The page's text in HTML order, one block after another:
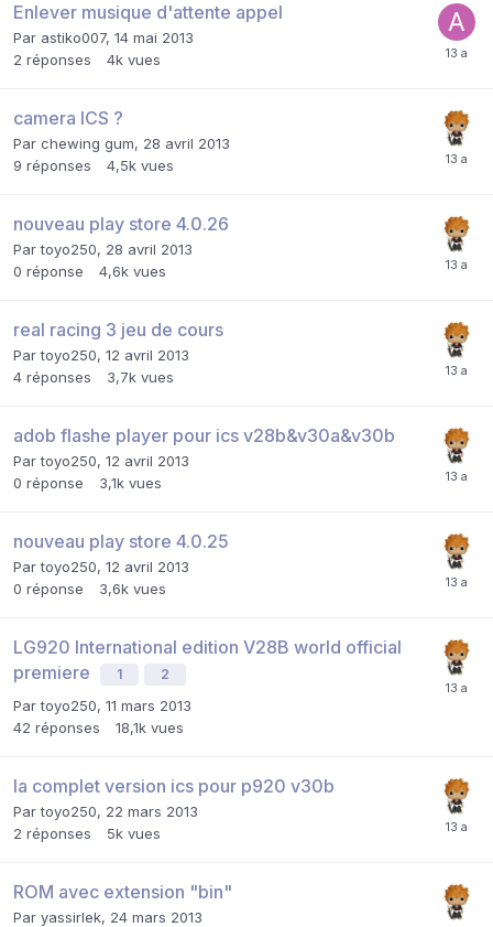
Enlever musique d'attente appel
Par astiko007, 14 mai 2013
2 réponses 4k vues
camera ICS ?
Par chewing gum, 28 avril 2013
9 réponses 4,5k vues
nouveau play store 4.0.26
Partoyo250, 28 avril 2013
0 réponse 4,6k vues
real racing 3 jeu de cours
Partoyo250, 12 avril 2013
4 réponses 3,7k vues
adob flashe player pour ics v28b&v30a&v30b
Partoyo250, 12 avril 2013
0 réponse 3,1k vues
nouveau play store 4.0.25
Partoyo250, 12 avril 2013
0 réponse 3,6k vues
LG920 International edition V28B world official
premiere
1 2
Partoyo250, 11 mars 2013
42 réponses 18,1k vues
la complet version ics pour p920 v30b
Partoyo250, 22 mars 2013
2 réponses 5k vues
ROM avec extension "bin"
Par yassirlek, 24 mars 2013